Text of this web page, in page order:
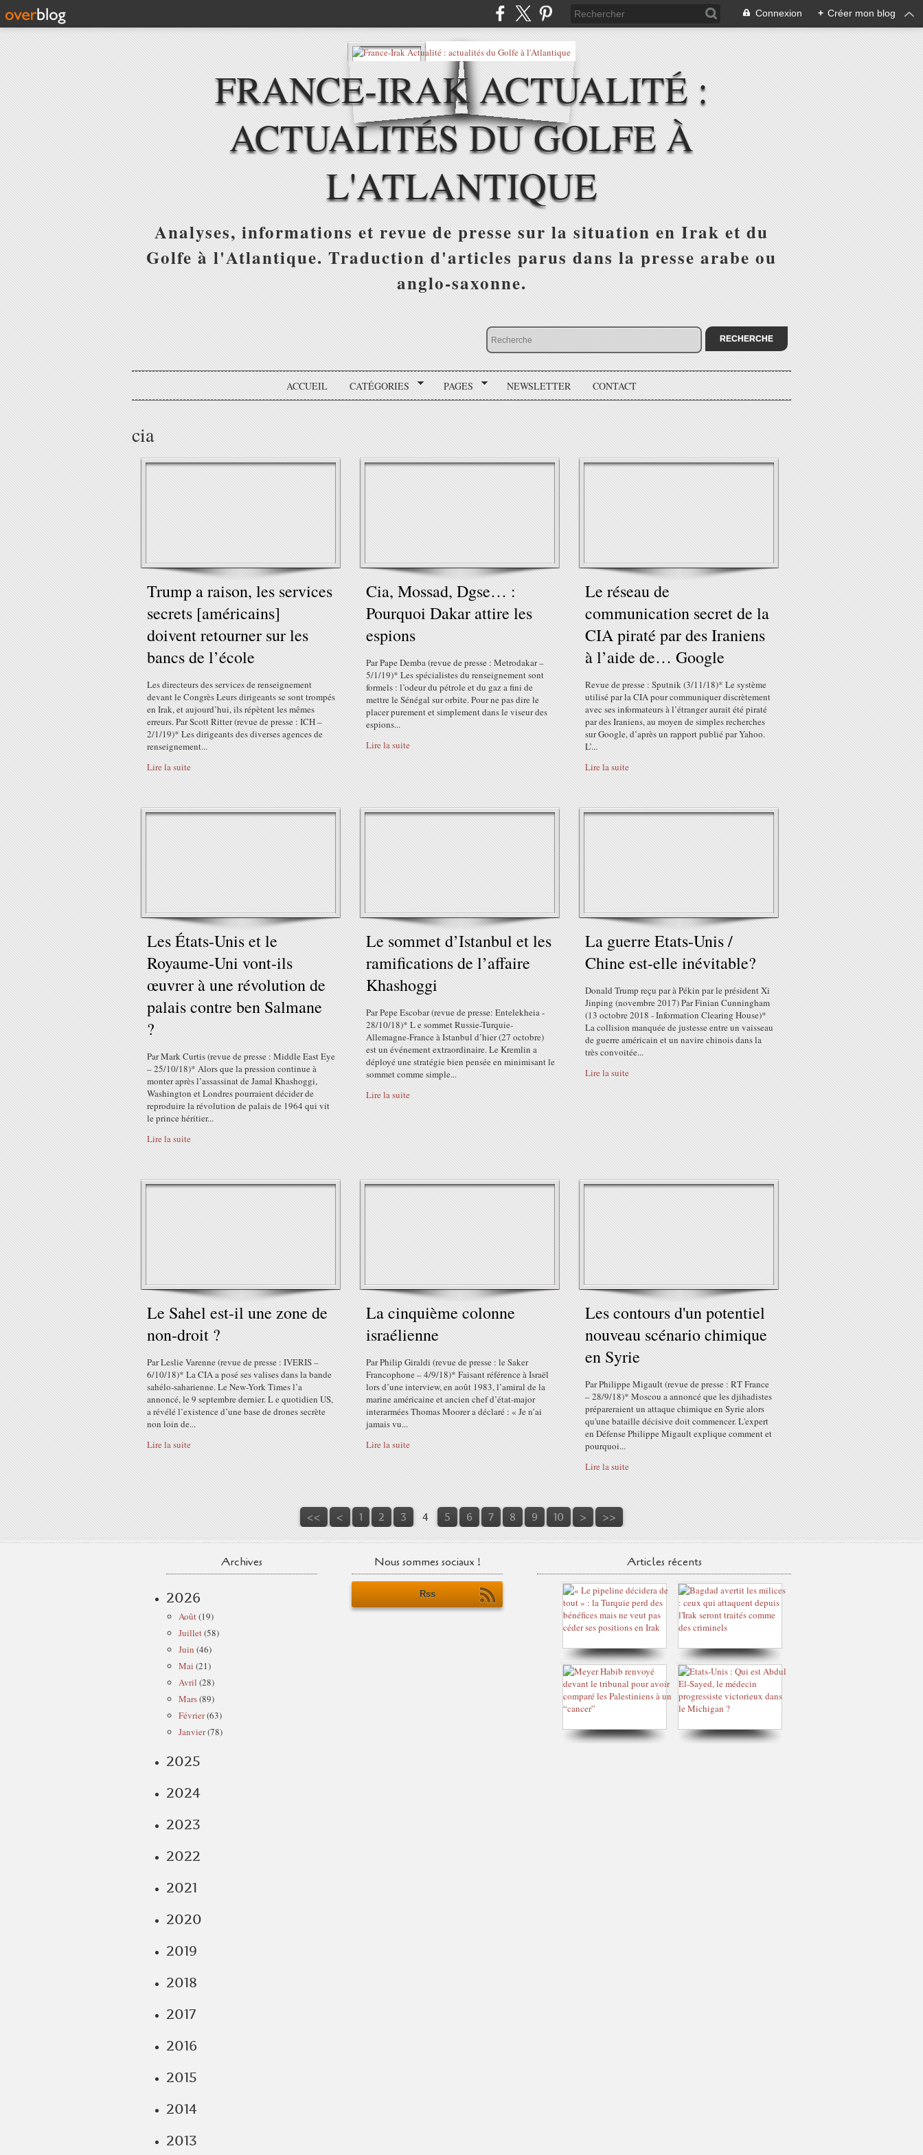
Connexion + Créer mon blog
FRANCE-IRAK ACTUALITÉ :
ACTUALITÉS DU GOLFE À
L'ATLANTIQUE
Analyses, informations et revue de presse sur la situation en Irak et du
Golfe à l'Atlantique. Traduction d'articles parus dans la presse arabe ou
anglo-saxonne.
ACCUEIL CATÉGORIES PAGES NEWSLETTER CONTACT
cia
Trump a raison, les services
secrets [américains]
doivent retourner sur les
bancs de l’école
Les directeurs des services de renseignement
devant le Congrès Leurs dirigeants se sont trompés
en Irak, et aujourd’hui, ils répètent les mêmes
erreurs. Par Scott Ritter (revue de presse : ICH –
2/1/19)* Les dirigeants des diverses agences de
renseignement...
Lire la suite
Cia, Mossad, Dgse… :
Pourquoi Dakar attire les
espions
Par Pape Demba (revue de presse : Metrodakar –
5/1/19)* Les spécialistes du renseignement sont
formels : l’odeur du pétrole et du gaz a fini de
mettre le Sénégal sur orbite. Pour ne pas dire le
placer purement et simplement dans le viseur des
espions...
Lire la suite
Le réseau de
communication secret de la
CIA piraté par des Iraniens
à l’aide de… Google
Revue de presse : Sputnik (3/11/18)* Le système
utilisé par la CIA pour communiquer discrètement
avec ses informateurs à l’étranger aurait été piraté
par des Iraniens, au moyen de simples recherches
sur Google, d’après un rapport publié par Yahoo.
L’...
Lire la suite
Les États-Unis et le
Royaume-Uni vont-ils
œuvrer à une révolution de
palais contre ben Salmane
?
Par Mark Curtis (revue de presse : Middle East Eye
– 25/10/18)* Alors que la pression continue à
monter après l’assassinat de Jamal Khashoggi,
Washington et Londres pourraient décider de
reproduire la révolution de palais de 1964 qui vit
le prince héritier...
Lire la suite
Le sommet d’Istanbul et les
ramifications de l’affaire
Khashoggi
Par Pepe Escobar (revue de presse: Entelekheia -
28/10/18)* L e sommet Russie-Turquie-
Allemagne-France à Istanbul d’hier (27 octobre)
est un événement extraordinaire. Le Kremlin a
déployé une stratégie bien pensée en minimisant le
sommet comme simple...
Lire la suite
La guerre Etats-Unis /
Chine est-elle inévitable?
Donald Trump reçu par à Pékin par le président Xi
Jinping (novembre 2017) Par Finian Cunningham
(13 octobre 2018 - Information Clearing House)*
La collision manquée de justesse entre un vaisseau
de guerre américain et un navire chinois dans la
très convoitée...
Lire la suite
Le Sahel est-il une zone de
non-droit ?
Par Leslie Varenne (revue de presse : IVERIS –
6/10/18)* La CIA a posé ses valises dans la bande
sahélo-saharienne. Le New-York Times l’a
annoncé, le 9 septembre dernier. L e quotidien US,
a révélé l’existence d’une base de drones secrète
non loin de...
Lire la suite
La cinquième colonne
israélienne
Par Philip Giraldi (revue de presse : le Saker
Francophone – 4/9/18)* Faisant référence à Israël
lors d’une interview, en août 1983, l’amiral de la
marine américaine et ancien chef d’état-major
interarmées Thomas Moorer a déclaré : « Je n’ai
jamais vu...
Lire la suite
Les contours d'un potentiel
nouveau scénario chimique
en Syrie
Par Philippe Migault (revue de presse : RT France
– 28/9/18)* Moscou a annoncé que les djihadistes
prépareraient un attaque chimique en Syrie alors
qu'une bataille décisive doit commencer. L'expert
en Défense Philippe Migault explique comment et
pourquoi...
Lire la suite
<< < 1 2 3 4 5 6 7 8 9 10 > >>
Archives
2026
Août(19)
Juillet(58)
Juin (46)
Mai (21)
Avril (28)
Mars(89)
Février(63)
Janvier(78)
2025
2024
2023
2022
2021
2020
2019
2018
2017
2016
2015
2014
2013
Nous sommes sociaux !
Rss
Articles récents